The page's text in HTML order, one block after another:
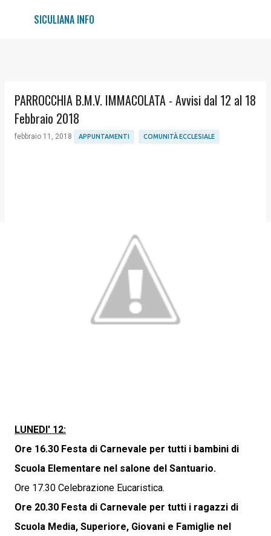
Passa ai contenuti principali
SICULIANA INFO
PARROCCHIA B.M.V. IMMACOLATA - Avvisi dal 12 al 18
Febbraio 2018
febbraio 11, 2018 APPUNTAMENTI COMUNITÀ ECCLESIALE
LUNEDI' 12:
Ore 16.30 Festa di Carnevale per tutti i bambini di
Scuola Elementare nel salone del Santuario.
Ore 17.30 Celebrazione Eucaristica.
Ore 20.30 Festa di Carnevale per tutti i ragazzi di
Scuola Media, Superiore, Giovani e Famiglie nel